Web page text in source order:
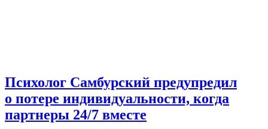
Психолог Самбурский предупредил
о потере индивидуальности, когда
партнеры 24/7 вместе